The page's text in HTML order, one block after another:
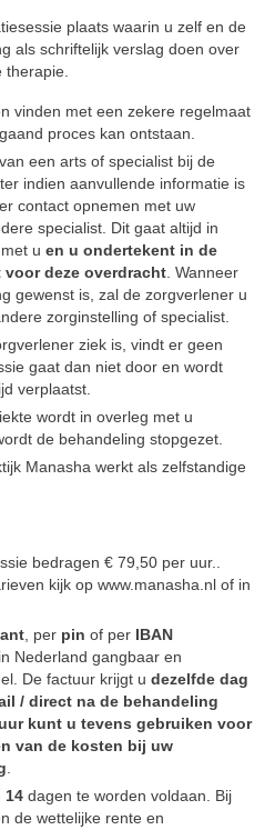
plaats waarin u zelf en de
als schriftelijk verslag doen over
therapie.
vinden met een zekere regelmaat
proces kan ontstaan.
een arts of specialist bij de
indien aanvullende informatie is
contact opnemen met uw
specialist. Dit gaat altijd in
u en u ondertekent in de
deze overdracht . Wanneer
gewenst is, zal de zorgverlener u
zorginstelling of specialist.
ziek is, vindt er geen
gaat dan niet door en wordt
verplaatst.
wordt in overleg met u
de behandeling stopgezet.
Manasha werkt als zelfstandige
bedragen € 79,50 per uur..
kijk op www.manasha.nl of in
, per pin of per IBAN
Nederland gangbaar en
De factuur krijgt u dezelfde dag
/ direct na de behandeling
kunt u tevens gebruiken voor
van de kosten bij uw
14 dagen te worden voldaan. Bij
de wettelijke rente en